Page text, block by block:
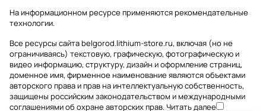
На информационном ресурсе применяютсярекомендательные
технологии.
Все ресурсы сайта belgorod.lithium-store.ru, включая (но не
ограничиваясь) текстовую, графическую, фотографическую и
видео информацию, структуру, дизайн и оформление страниц,
доменное имя, фирменное наименование являются объектами
авторского права и прав на интеллектуальную собственность,
защищены российским законодательством и международными
соглашениями об охране авторских прав.Читать далее